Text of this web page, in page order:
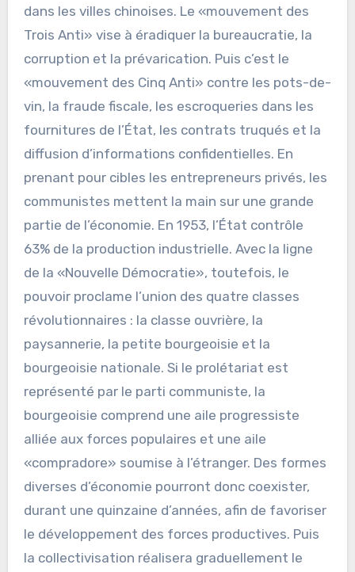
dans les villes chinoises. Le «mouvement des
Trois Anti» vise à éradiquer la bureaucratie, la
corruption et la prévarication. Puis c’est le
«mouvement des Cinq Anti» contre les pots-de-
vin, la fraude fiscale, les escroqueries dans les
fournitures de l’État, les contrats truqués et la
diffusion d’informations confidentielles. En
prenant pour cibles les entrepreneurs privés, les
communistes mettent la main sur une grande
partie de l’économie. En 1953, l’État contrôle
63% de la production industrielle. Avec la ligne
de la «Nouvelle Démocratie», toutefois, le
pouvoir proclame l’union des quatre classes
révolutionnaires : la classe ouvrière, la
paysannerie, la petite bourgeoisie et la
bourgeoisie nationale. Si le prolétariat est
représenté par le parti communiste, la
bourgeoisie comprend une aile progressiste
alliée aux forces populaires et une aile
«compradore» soumise à l’étranger. Des formes
diverses d’économie pourront donc coexister,
durant une quinzaine d’années, afin de favoriser
le développement des forces productives. Puis
la collectivisation réalisera graduellement le